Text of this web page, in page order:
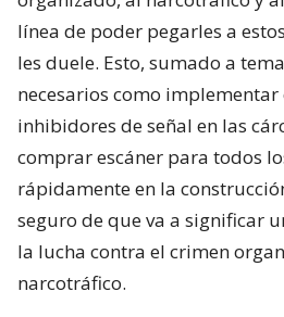
línea de poder pegarles a
les duele. Esto, sumado a
necesarios como implementar
inhibidores de señal en las
comprar escáner para todos
rápidamente en la
seguro de que va a significar
la lucha contra el crimen
narcotráfico.